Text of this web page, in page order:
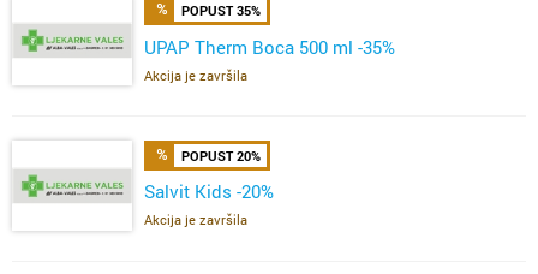
POPUST 35%
UPAP Therm Boca 500 ml -35%
Akcija je završila
POPUST 20%
Salvit Kids -20%
Akcija je završila